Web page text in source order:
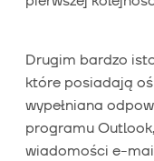
Drugim bardzo
które posiadają
wypełniana
programu
wiadomości e-